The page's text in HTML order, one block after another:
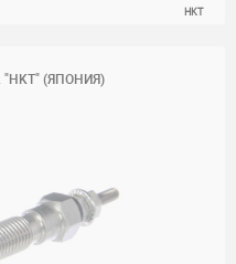
HKT
"HKT" (ЯПОНИЯ)